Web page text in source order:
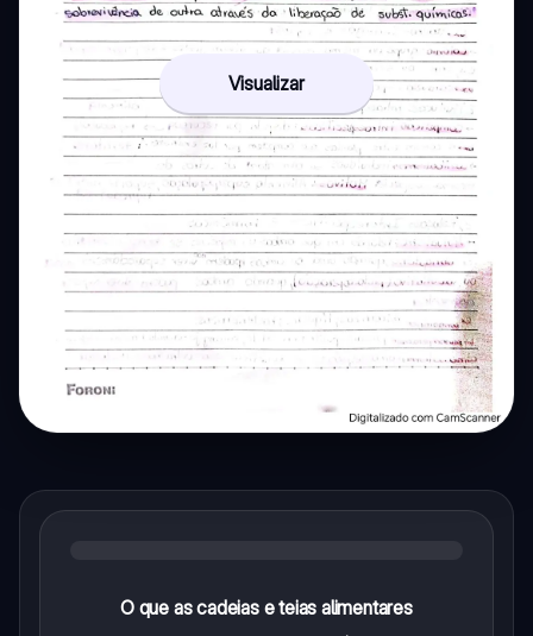
Visualizar
O que as cadeias e teias alimentares